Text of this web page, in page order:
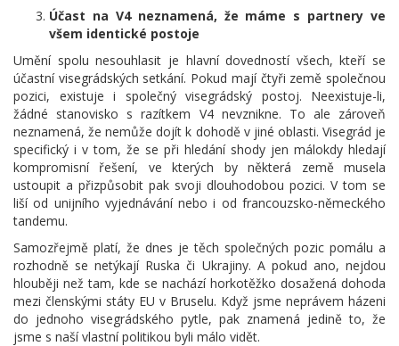
Účast na V4 neznamená, že máme s partnery ve
všem identické postoje
Umění spolu nesouhlasit je hlavní dovedností všech, kteří se
účastní visegrádských setkání. Pokud mají čtyři země společnou
pozici, existuje i společný visegrádský postoj. Neexistuje-li,
žádné stanovisko s razítkem V4 nevznikne. To ale zároveň
neznamená, že nemůže dojít k dohodě v jiné oblasti. Visegrád je
specifický i v tom, že se při hledání shody jen málokdy hledají
kompromisní řešení, ve kterých by některá země musela
ustoupit a přizpůsobit pak svoji dlouhodobou pozici. V tom se
liší od unijního vyjednávání nebo i od francouzsko-německého
tandemu.
Samozřejmě platí, že dnes je těch společných pozic pomálu a
rozhodně se netýkají Ruska či Ukrajiny. A pokud ano, nejdou
hlouběji než tam, kde se nachází horkotěžko dosažená dohoda
mezi členskými státy EU v Bruselu. Když jsme neprávem házeni
do jednoho visegrádského pytle, pak znamená jedině to, že
jsme s naší vlastní politikou byli málo vidět.